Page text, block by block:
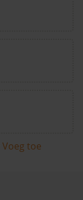
Voeg toe